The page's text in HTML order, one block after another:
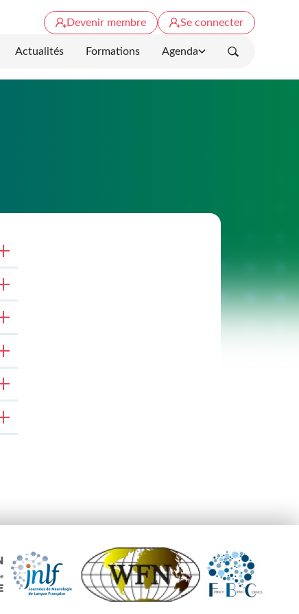
Actualités Formations Agenda
Rechercher
Devenir membre Se connecter